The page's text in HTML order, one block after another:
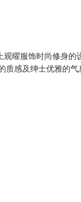
曜服饰时尚修身
感及绅士优雅的